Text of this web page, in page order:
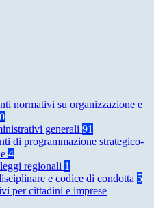
normativi su organizzazione e
generali 91
di programmazione strategico-
4
regionali 1
e codice di condotta 5
per cittadini e imprese